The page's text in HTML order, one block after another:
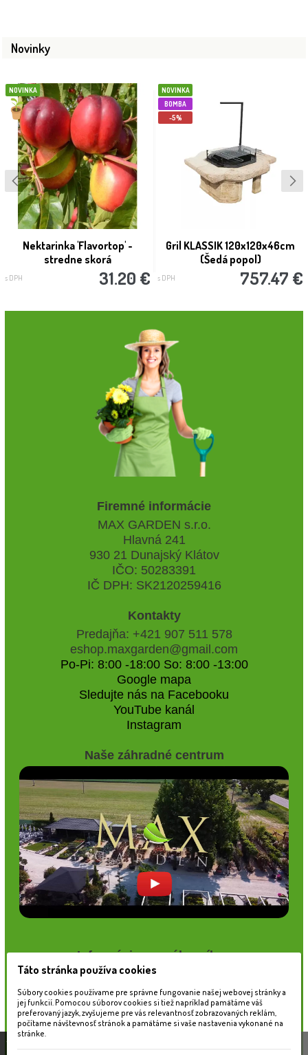
Novinky
NOVINKA
Nektarinka 'Flavortop' -
stredne skorá
s DPH 31.20 €
NOVINKA
BOMBA
-5%
Gril KLASSIK 120x120x46cm
(Šedá popol)
s DPH 757.47 €
Firemné informácie
MAX GARDEN s.r.o.
Hlavná 241
930 21 Dunajský Klátov
IČO: 50283391
IČ DPH: SK2120259416
Kontakty
Predajňa: +421 907 511 578
eshop.maxgarden@gmail.com
Po-Pi: 8:00 -18:00 So: 8:00 -13:00
Google mapa
Sledujte nás na Facebooku
YouTube kanál
Instagram
Naše záhradné centrum
Informácie pre zákazníkov
Blog
Obchodné podmienky
Ochrana osobných údajov
Platobné možnosti
Táto stránka používa súbory cookies, ktoré nám
Táto stránka používa cookies
Súbory cookies používame pre správne fungovanie našej webovej stránky a
jej funkcií. Pomocou súborov cookies si tiež napríklad pamätáme váš
preferovaný jazyk, zvyšujeme pre vás relevantnosť zobrazovaných reklám,
počítame návštevnosť stránok a pamätáme si vaše nastavenia vykonané na
stránke.